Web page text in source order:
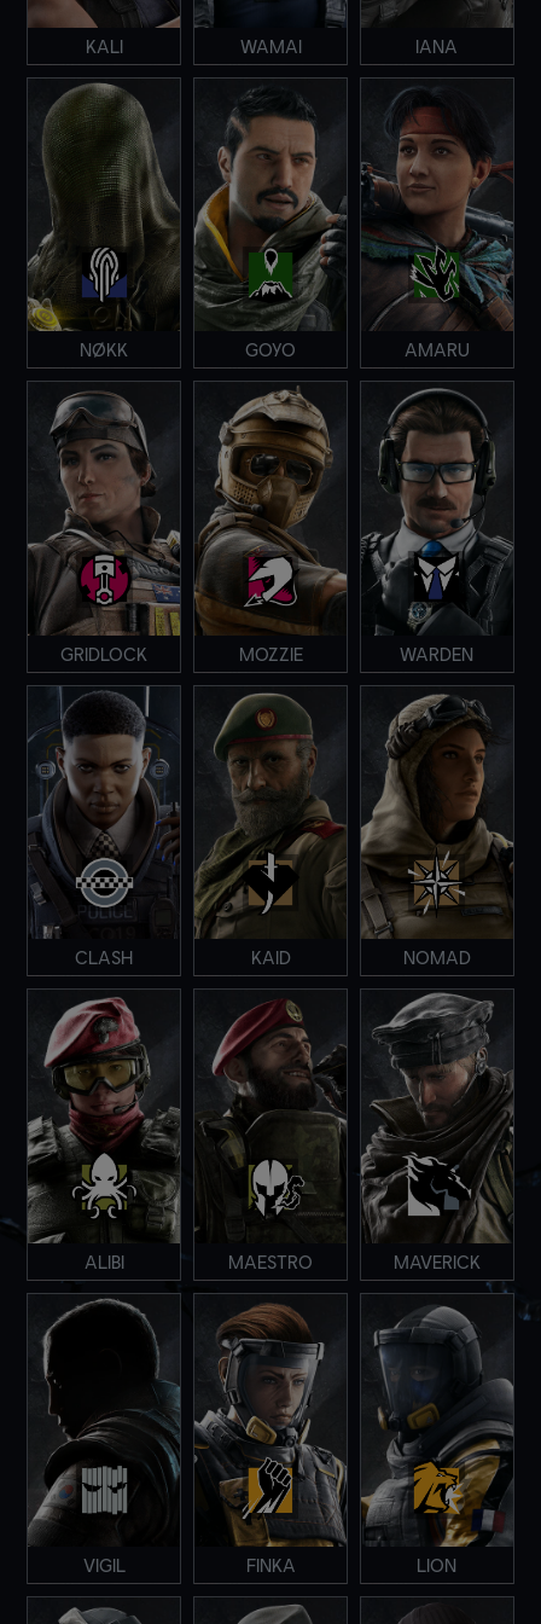
IANA
WAMAI
KALI
AMARU
GOYO
NØKK
WARDEN
MOZZIE
GRIDLOCK
NOMAD
KAID
CLASH
MAVERICK
MAESTRO
ALIBI
LION
FINKA
VIGIL